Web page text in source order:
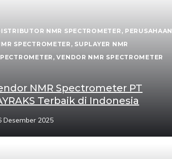
NMR SPECTROMETER , PERUSAHAAN
SPECTROMETER, SUPLAYER NMR
,VENDOR NMR SPECTROMETER
NMR Spectrometer PT
Terbaik di Indonesia
Desember 2025